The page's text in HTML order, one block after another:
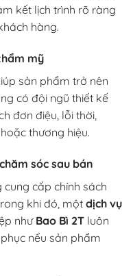
kết lịch trình rõ ràng
hàng.
mỹ
sản phẩm trở nên
có đội ngũ thiết kế
đơn điệu, lỗi thời,
thương hiệu.
sóc sau bán
cấp chính sách
khi đó, một dịch vụ
như Bao Bì 2T luôn
nếu sản phẩm